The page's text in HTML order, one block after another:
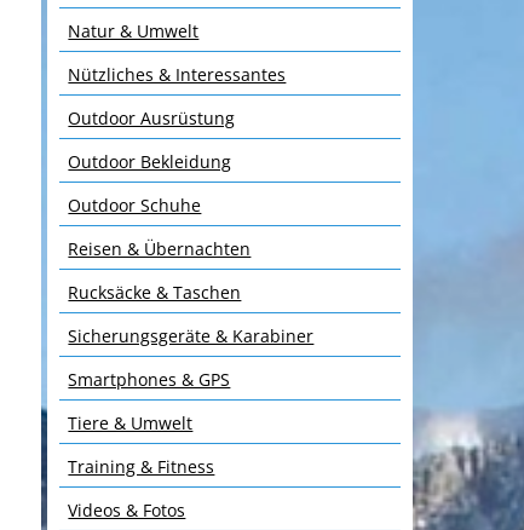
Natur & Umwelt
Nützliches & Interessantes
Outdoor Ausrüstung
Outdoor Bekleidung
Outdoor Schuhe
Reisen & Übernachten
Rucksäcke & Taschen
Sicherungsgeräte & Karabiner
Smartphones & GPS
Tiere & Umwelt
Training & Fitness
Videos & Fotos